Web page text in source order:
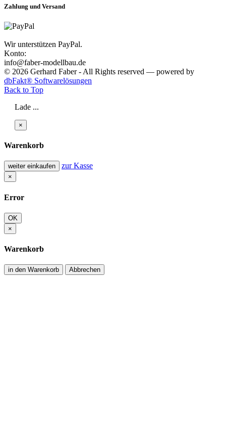
Zahlung und Versand
Wir unterstützen PayPal.
Konto:
info@faber-modellbau.de
© 2026 Gerhard Faber - All Rights reserved — powered by
dbFakt® Softwarelösungen
Back to Top
Lade ...
×
Warenkorb
weiter einkaufen zur Kasse
×
Error
OK
×
Warenkorb
in den Warenkorb Abbrechen